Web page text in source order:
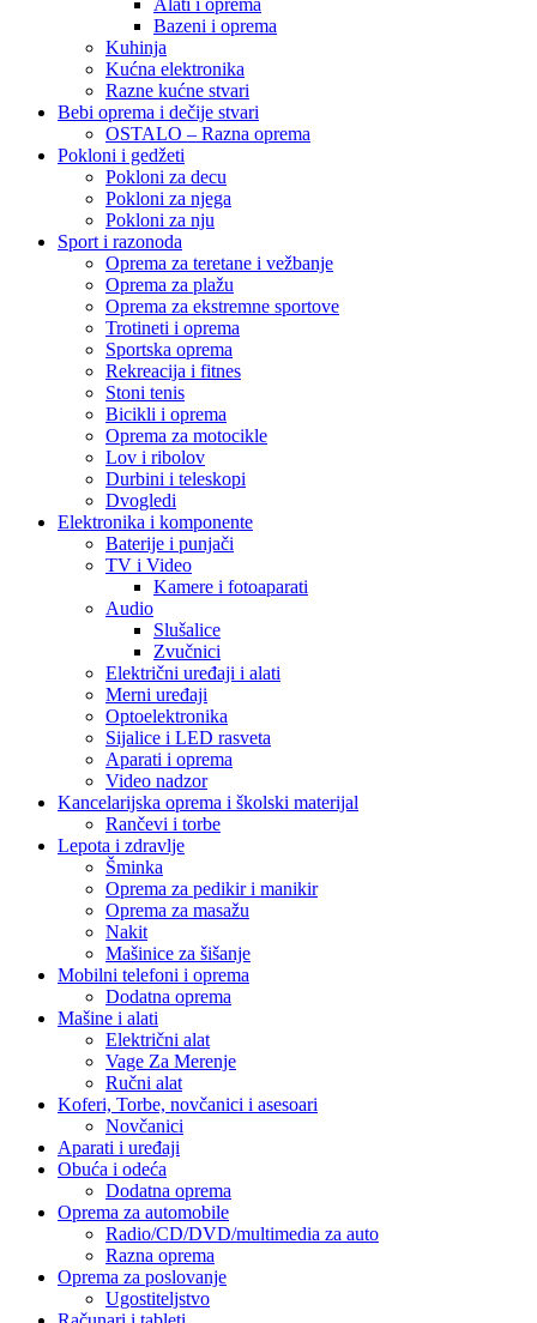
Bazeni i oprema
Kuhinja
Kućna elektronika
Razne kućne stvari
Bebi oprema i dečije stvari
OSTALO – Razna oprema
Pokloni i gedžeti
Pokloni za decu
Pokloni za njega
Pokloni za nju
Sport i razonoda
Oprema za teretane i vežbanje
Oprema za plažu
Oprema za ekstremne sportove
Trotineti i oprema
Sportska oprema
Rekreacija i fitnes
Stoni tenis
Bicikli i oprema
Oprema za motocikle
Lov i ribolov
Durbini i teleskopi
Dvogledi
Elektronika i komponente
Baterije i punjači
TV i Video
Kamere i fotoaparati
Audio
Slušalice
Zvučnici
Električni uređaji i alati
Merni uređaji
Optoelektronika
Sijalice i LED rasveta
Aparati i oprema
Video nadzor
Kancelarijska oprema i školski materijal
Rančevi i torbe
Lepota i zdravlje
Šminka
Oprema za pedikir i manikir
Oprema za masažu
Nakit
Mašinice za šišanje
Mobilni telefoni i oprema
Dodatna oprema
Mašine i alati
Električni alat
Vage Za Merenje
Ručni alat
Koferi, Torbe, novčanici i asesoari
Novčanici
Aparati i uređaji
Obuća i odeća
Dodatna oprema
Oprema za automobile
Radio/CD/DVD/multimedia za auto
Razna oprema
Oprema za poslovanje
Ugostiteljstvo